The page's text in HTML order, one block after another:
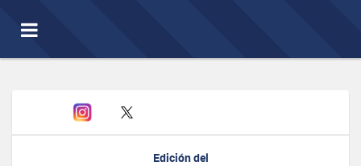
Toggle
navigation
Edición del